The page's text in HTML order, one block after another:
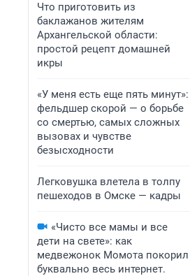
Что приготовить из
баклажанов жителям
Архангельской области:
простой рецепт домашней
икры
«У меня есть еще пять минут»:
фельдшер скорой — о борьбе
со смертью, самых сложных
вызовах и чувстве
безысходности
Легковушка влетела в толпу
пешеходов в Омске — кадры
«Чисто все мамы и все
дети на свете»: как
медвежонок Момота покорил
буквально весь интернет.